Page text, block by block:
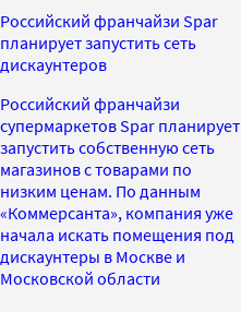
Российский франчайзи Spar
планирует запустить сеть
дискаунтеров
Российский франчайзи
супермаркетов Spar планирует
запустить собственную сеть
магазинов с товарами по
низким ценам. По данным
«Коммерсанта», компания уже
начала искать помещения под
дискаунтеры в Москве и
Московской области